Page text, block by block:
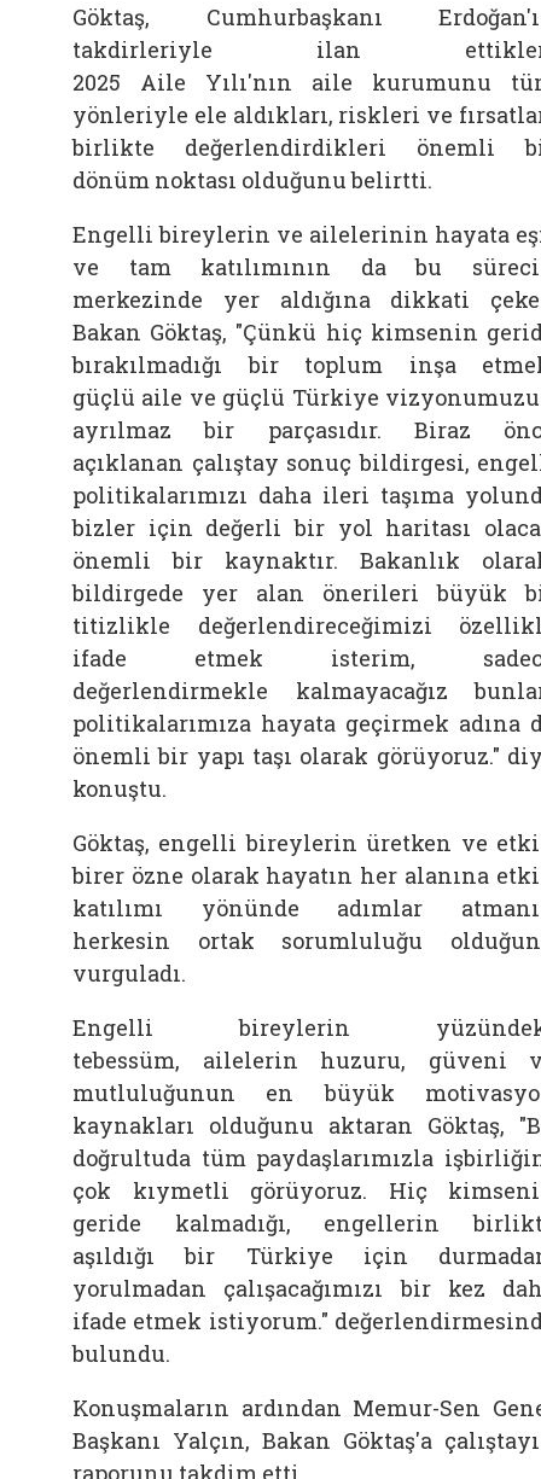
Göktaş, Cumhurbaşkanı
takdirleriyle ilan
2025
Aile Yılı'nın aile
kurumunu
yönleriyle ele aldıkları, riskleri ve
birlikte değerlendirdikleri önemli
dönüm noktası olduğunu belirtti.
Engelli bireylerin ve ailelerinin hayata
ve tam katılımının da bu
merkezinde yer aldığına dikkati
Bakan Göktaş, "Çünkü hiç kimsenin
bırakılmadığı bir toplum inşa
güçlü aile ve güçlü Türkiye
ayrılmaz bir parçasıdır. Biraz
açıklanan çalıştay sonuç bildirgesi,
politikalarımızı daha ileri taşıma
bizler için değerli bir yol haritası
önemli bir kaynaktır. Bakanlık
bildirgede yer alan önerileri büyük
titizlikle değerlendireceğimizi
ifade etmek isterim,
değerlendirmekle kalmayacağız
politikalarımıza hayata geçirmek adına
önemli bir yapı taşı olarak görüyoruz."
konuştu.
Göktaş, engelli bireylerin üretken ve
birer özne olarak hayatın her alanına
katılımı yönünde adımlar
herkesin ortak sorumluluğu
vurguladı.
Engelli bireylerin
tebessüm,
ailelerin huzuru, güveni
mutluluğunun en büyük
kaynakları olduğunu aktaran Göktaş,
doğrultuda tüm paydaşlarımızla
çok kıymetli görüyoruz. Hiç
geride kalmadığı, engellerin
aşıldığı bir Türkiye için
yorulmadan çalışacağımızı bir kez
ifade etmek istiyorum."
bulundu.
Konuşmaların ardından Memur-Sen
Başkanı Yalçın, Bakan Göktaş'a
raporunu takdim etti.